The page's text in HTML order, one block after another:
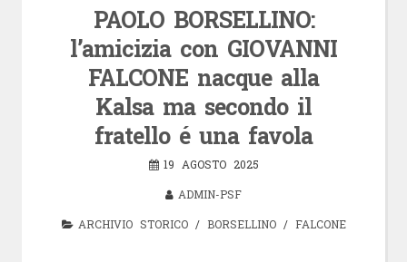
PAOLO BORSELLINO:
l’amicizia con GIOVANNI
FALCONE nacque alla
Kalsa ma secondo il
fratello é una favola
19 AGOSTO 2025
ADMIN-PSF
ARCHIVIO STORICO/ BORSELLINO/ FALCONE